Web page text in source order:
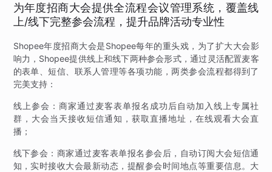
为年度招商大会提供全流程会议管理系统，覆盖线
上/线下完整参会流程，提升品牌活动专业性
Shopee年度招商大会是Shopee每年的重头戏，为了扩大大会影
响力，Shopee提供线上和线下两种参会形式，通过灵活配置麦客
的表单、短信、联系人管理等各项功能，两类参会流程都得到了
完美支持：
线上参会：商家通过麦客表单报名成功后自动加入线上专属社
群，大会当天接收短信通知，获取直播地址，在线观看大会直
播；
线下参会：商家通过麦客表单报名参会后，自动订阅大会短信通
知，实时接收大会最新动态，提醒参会时间地点等重要信息。大